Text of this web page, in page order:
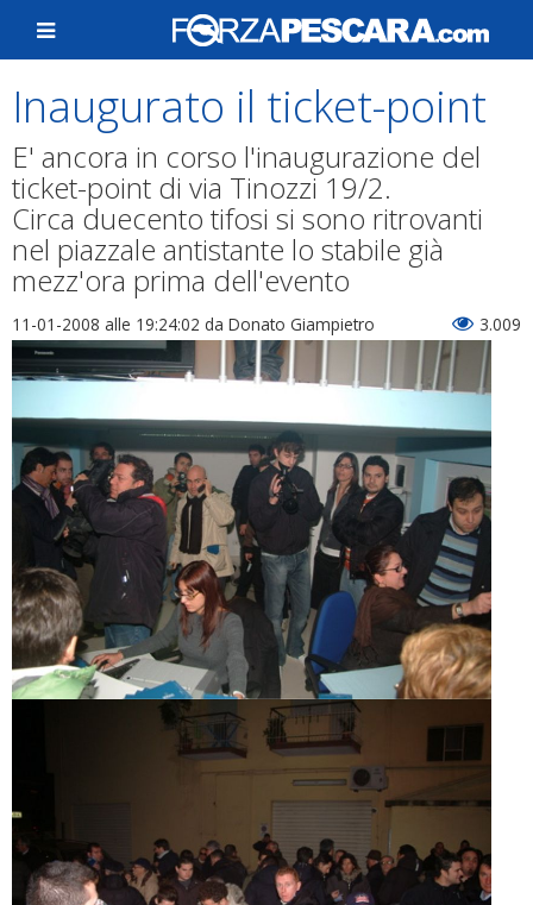
Inaugurato il ticket-point
E' ancora in corso l'inaugurazione del
ticket-point di via Tinozzi 19/2.
Circa duecento tifosi si sono ritrovanti
nel piazzale antistante lo stabile già
mezz'ora prima dell'evento
11-01-2008 alle 19:24:02 da Donato Giampietro 3.009